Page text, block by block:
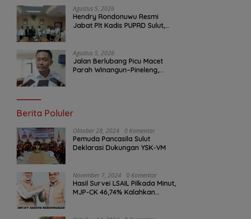
Agustus 5, 2026
Hendry Rondonuwu Resmi
Jabat Plt Kadis PUPRD Sulut,
Layanan Publik
Agustus 5, 2026
Jalan Berlubang Picu Macet
Parah Winangun–Pineleng,
Berita Poluler
Oktober 28, 2024 0 Komentar
Pemuda Pancasila Sulut
Deklarasi Dukungan YSK-VM
November 7, 2024 0 Komentar
Hasil Survei LSAIL Pilkada Minut,
MJP-CK 46,74% Kalahkan